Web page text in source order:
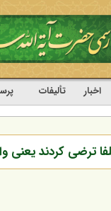
اخبار تألیفات
ترضی کردند